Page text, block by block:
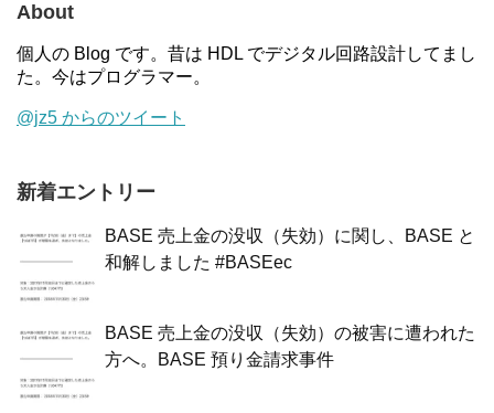
About
個人の Blog です。昔は HDL でデジタル回路設計してまし
た。今はプログラマー。
@jz5 からのツイート
新着エントリー
BASE 売上金の没収（失効）に関し、BASE と
和解しました #BASEec
BASE 売上金の没収（失効）の被害に遭われた
方へ。BASE 預り金請求事件